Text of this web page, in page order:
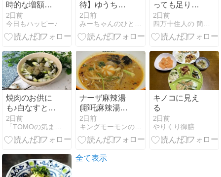
時的な増額の
審査が通らな
かった場合
2日前
今日もハッピー♪
待】ゆうちょ
銀行のカタロ
グギフト♦カス
テラ＆きしめ
みうどんセッ
ト
2日前
っても足りな
い！美味しす
ぎる「ヤンニ
ョムナス」
2日前
焼肉のお供に
も♪白なすとネ
ギの中華スー
プ
2日前
ナーザ麻辣湯
(哪吒麻辣湯)
イオン鎌ヶ谷
店
2日前
キングモーモンの日記
キノコに見え
る
2日前
やりくり御膳
全て表示